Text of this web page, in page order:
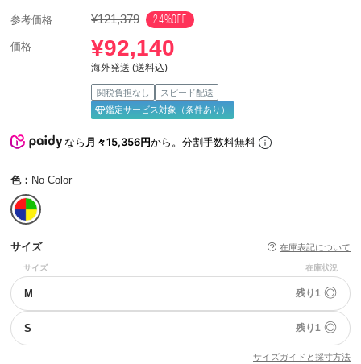
参考価格 ¥121,379 24%OFF
価格 ¥92,140
海外発送 (送料込)
関税負担なし
スピード配送
鑑定サービス対象（条件あり）
なら月々15,356円から。分割手数料無料
色： No Color
サイズ 在庫表記について
サイズ 在庫状況
M 残り1 ◎
S 残り1 ◎
サイズガイドと採寸方法